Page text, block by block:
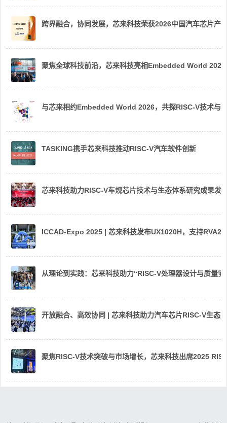
跨界融合，协同发展，芯来科技荣获2026中国汽车芯片产
聚焦全球科技前沿，芯来科技亮相Embedded World 2026
与芯来相约Embedded World 2026，共探RISC-V技术与
TASKING携手芯来科技推动RISC-V汽车软件创新
芯来科技助力RISC-V车规芯片技术与生态体系研究成果发
ICCAD-Expo 2025 | 芯来科技发布UX1020H，支持
从理论到实践：芯来科技助力“RISC-V处理器设计与质量
开放融合、高效协同 | 芯来科技助力汽车芯片RISC-V生态
聚焦RISC-V技术突破与市场增长，芯来科技出席2025